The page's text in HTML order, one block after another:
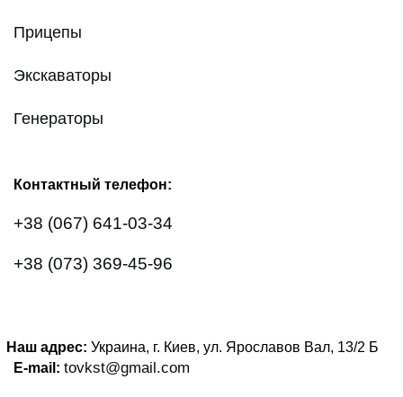
Прицепы
Экскаваторы
Генераторы
Контактный телефон:
+38 (067) 641-03-34
+38 (073) 369-45-96
Наш адрес: Украина, г. Киев, ул. Ярославов Вал, 13/2 Б
E-mail: tovkst@gmail.com